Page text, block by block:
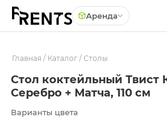
Аренда
МЕБЕЛЬ
ПОСУДА
ТЕКСТИЛЬ
Главная / Каталог / Столы
Стол коктейльный Твист
Серебро + Матча, 110 см
Варианты цвета